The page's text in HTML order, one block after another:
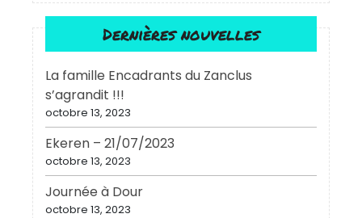
Dernières nouvelles
La famille Encadrants du Zanclus
s’agrandit !!!
octobre 13, 2023
Ekeren – 21/07/2023
octobre 13, 2023
Journée à Dour
octobre 13, 2023